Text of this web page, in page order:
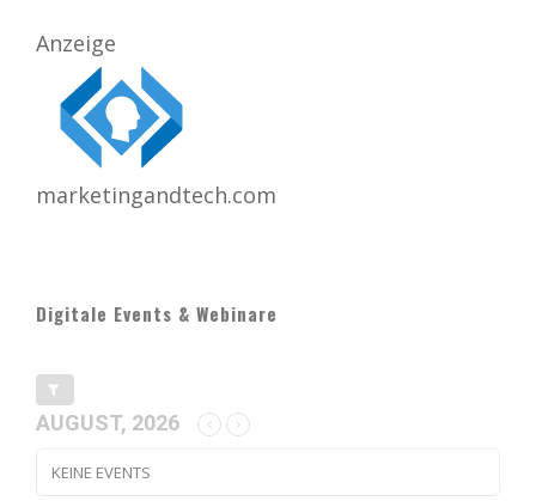
Anzeige
marketingandtech.com
Digitale Events & Webinare
AUGUST, 2026
KEINE EVENTS